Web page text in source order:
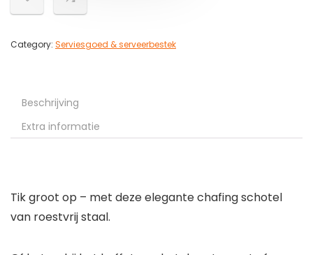
Category: Serviesgoed & serveerbestek
Beschrijving
Extra informatie
Tik groot op – met deze elegante chafing schotel
van roestvrij staal.